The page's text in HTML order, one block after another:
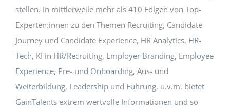
stellen. In mittlerweile mehr als 410 Folgen von Top-
Experten:innen zu den Themen Recruiting, Candidate
Journey und Candidate Experience, HR Analytics, HR-
Tech, KI in HR/Recruiting, Employer Branding, Employee
Experience, Pre- und Onboarding, Aus- und
Weiterbildung, Leadership und Führung, u.v.m. bietet
GainTalents extrem wertvolle Informationen und so